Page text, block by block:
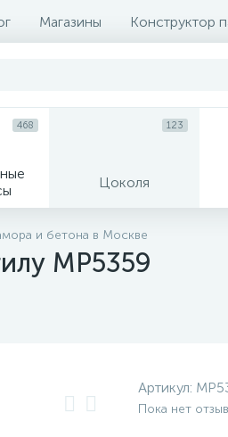
Магазины Конструктор
468
Цоколя
123
кресты
и бетона в Москве
MP5359
Артикул:
Пока нет